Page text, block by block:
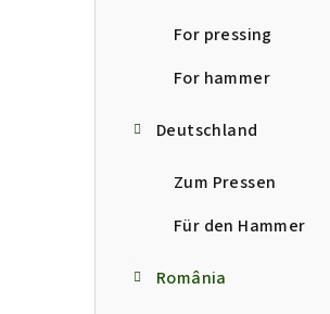
For pressing
For hammer
Deutschland
Zum Pressen
Für den Hammer
România